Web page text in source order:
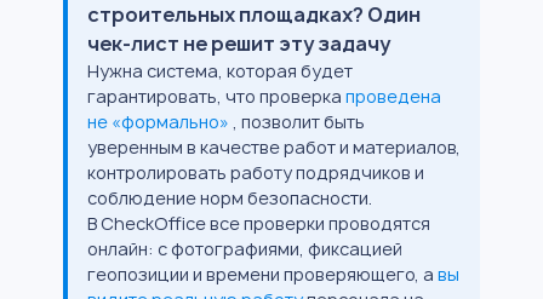
строительных площадках? Один
чек-лист не решит эту задачу
Нужна система, которая будет
гарантировать, что проверка проведена
не «формально» , позволит быть
уверенным в качестве работ и материалов,
контролировать работу подрядчиков и
соблюдение норм безопасности.
В CheckOffice все проверки проводятся
онлайн: с фотографиями, фиксацией
геопозиции и времени проверяющего, а вы